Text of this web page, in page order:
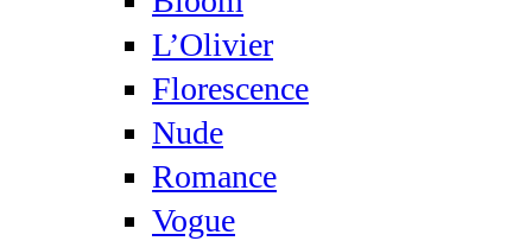
L’Olivier
Florescence
Nude
Romance
Vogue